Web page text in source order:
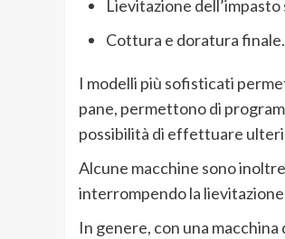
Lievitazione
Cottura e doratura finale.
I modelli più sofisticati
pane, permettono di
possibilità di effettuare
Alcune macchine sono
interrompendo la
In genere, con una